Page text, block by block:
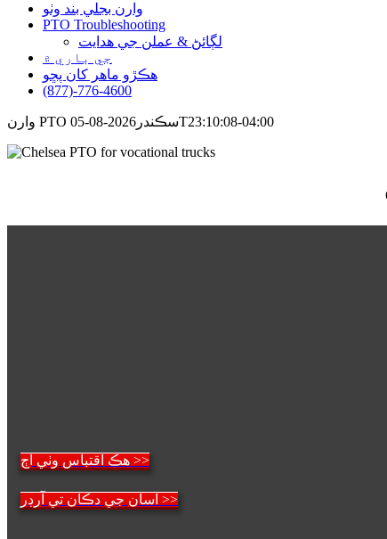
وارن بجلي بند وٺو
PTO Troubleshooting
لڳائڻ & عملن جي ھدايت
جي باري ۾
هڪڙو ماهر کان پڇو
(877)-776-4600
وارن PTO سڪندر 2026-08-05 T23:10:08-04:00
هڪ اقتباس وٺي اڄ >>
اسان جي دڪان تي آرڊر >>